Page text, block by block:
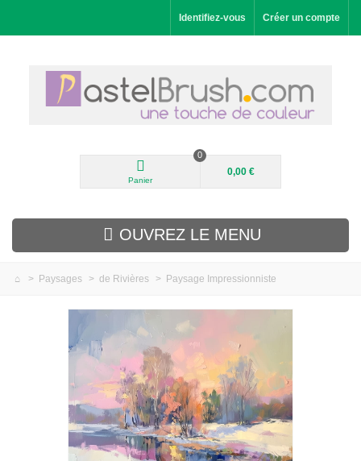
Identifiez-vous Créer un compte
Panier
0
0,00 €
OUVREZ LE MENU
> Paysages > de Rivières > Paysage Impressionniste